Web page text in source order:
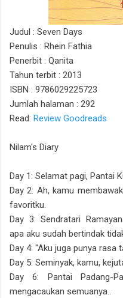
Judul : Seven Days
Penulis : Rhein Fathia
Penerbit : Qanita
Tahun terbit : 2013
ISBN : 9786029225723
Jumlah halaman : 292
Read: Review Goodreads
Nilam's Diary
Day 1: Selamat pagi, Pantai
Day 2: Ah, kamu
favoritku.
Day 3: Sendratari
apa aku sudah bertindak
Day 4: "Aku juga punya rasa
Day 5: Seminyak, kamu,
Day 6: Pantai Padang-
mengacaukan semuanya..